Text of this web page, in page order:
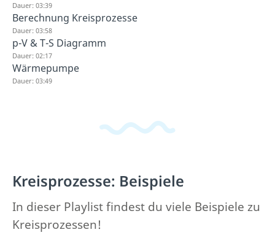
Dauer: 03:39
Berechnung Kreisprozesse
Dauer: 03:58
p-V & T-S Diagramm
Dauer: 02:17
Wärmepumpe
Dauer: 03:49
Kreisprozesse: Beispiele
In dieser Playlist findest du viele Beispiele zu
Kreisprozessen!